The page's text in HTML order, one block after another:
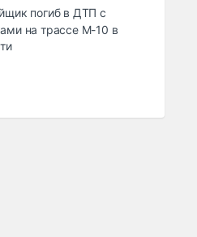
погиб в ДТП с
на трассе М-10 в